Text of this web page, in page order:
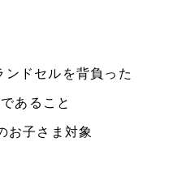
ドセルを背負った
あること
お子さま対象